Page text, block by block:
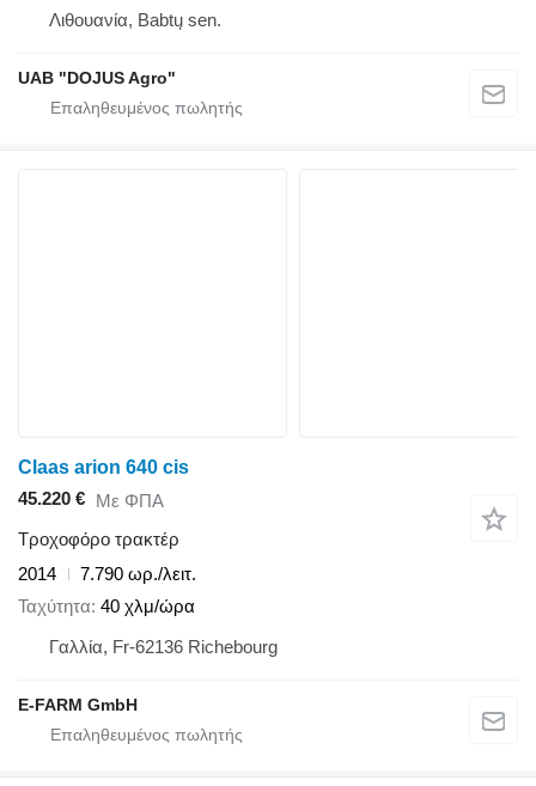
Λιθουανία, Babtų sen.
UAB "DOJUS Agro"
Claas arion 640 cis
45.220 € Με ΦΠΑ
Τροχοφόρο τρακτέρ
2014
7.790 ωρ./λειτ.
Ταχύτητα 40 χλμ/ώρα
Γαλλία, Fr-62136 Richebourg
E-FARM GmbH